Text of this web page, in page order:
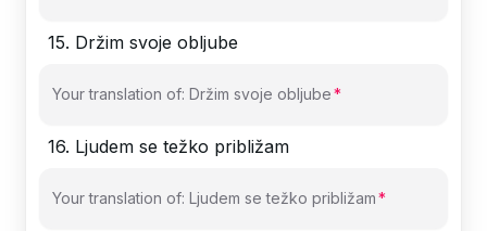
15. Držim svoje obljube
Your translation of: Držim svoje obljube
16. Ljudem se težko približam
Your translation of: Ljudem se težko približam